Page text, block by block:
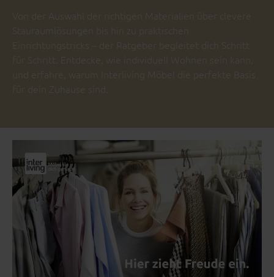
Von der Auswahl der richtigen Materialien über clevere
Stauraumlösungen bis hin zu praktischen
Einrichtungstricks – der Ratgeber begleitet dich Schritt
für Schritt. Entdecke, wie individuell Wohnen sein kann,
und erfahre, warum Interliving Möbel die perfekte Basis
für dein Zuhause sind.